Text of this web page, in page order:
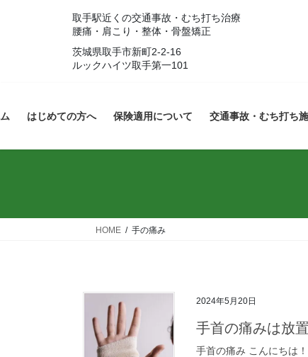
ス
ン
取手駅近くの交通事故・むち打ち治療
腰痛・肩こり・整体・骨盤矯正
茨城県取手市新町2-2-16
ルックハイツ取手第一101
はじめての方へ 保険適用について 交通事故・むち打ち
HOME 手の痛み
2024年5月20日
手首の痛みは放
手首の痛み こんにちは